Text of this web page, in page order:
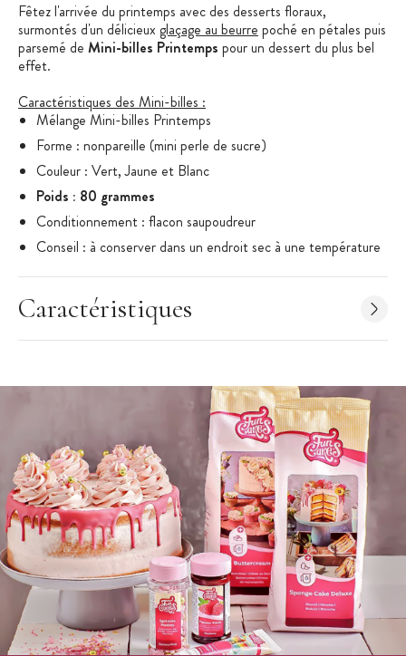
Fêtez l'arrivée du printemps avec des desserts floraux,
surmontés d'un délicieux glaçage au beurre poché en pétales puis
parsemé de Mini-billes Printemps pour un dessert du plus bel
effet.
Caractéristiques des Mini-billes :
Mélange Mini-billes Printemps
Forme : nonpareille (mini perle de sucre)
Couleur : Vert, Jaune et Blanc
Poids : 80 grammes
Conditionnement : flacon saupoudreur
Conseil : à conserver dans un endroit sec à une température
colorant : E100, E101, E131, matière grasse végétale (noix
de coco), agent d'enrobage : E901.
Caractéristiques